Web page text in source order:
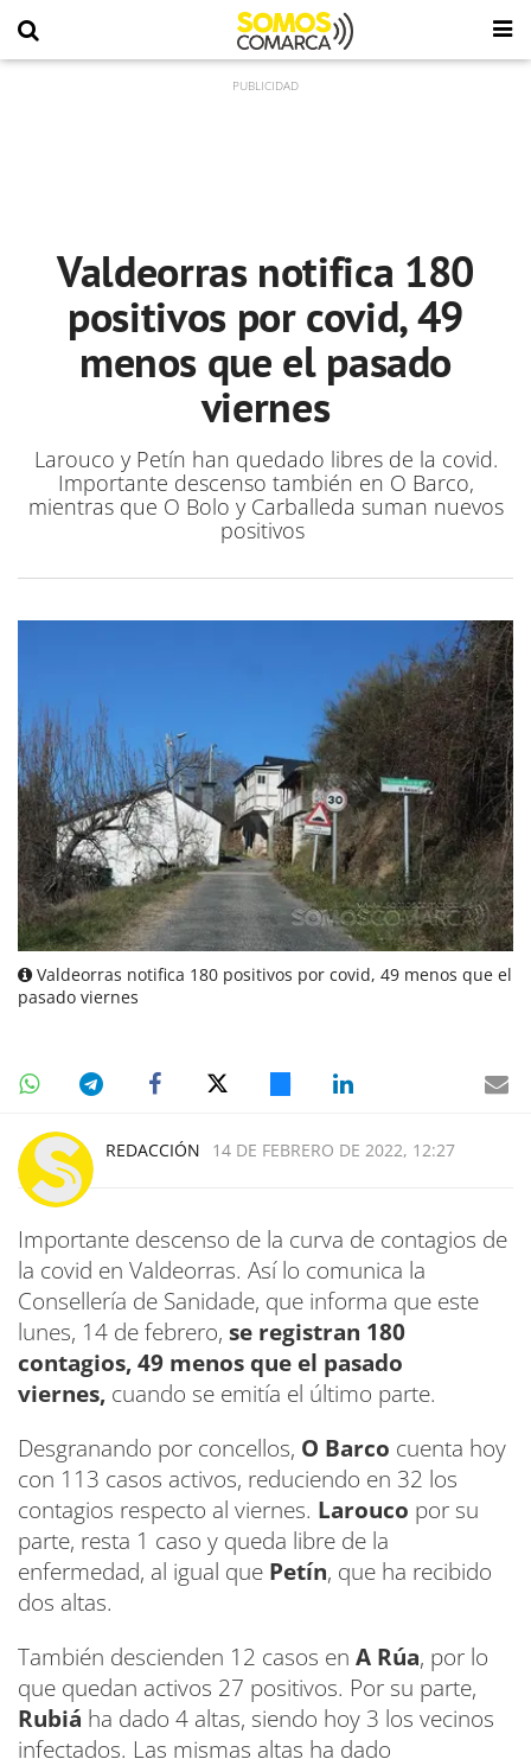
Valdeorras notifica 180
positivos por covid, 49
menos que el pasado
viernes
Larouco y Petín han quedado libres de la covid.
Importante descenso también en O Barco,
mientras que O Bolo y Carballeda suman nuevos
positivos
Valdeorras notifica 180 positivos por covid, 49 menos que el
pasado viernes
REDACCIÓN 14 DE FEBRERO DE 2022, 12:27
Importante descenso de la curva de contagios de
la covid en Valdeorras. Así lo comunica la
Consellería de Sanidade, que informa que este
lunes, 14 de febrero, se registran 180
contagios, 49 menos que el pasado
viernes, cuando se emitía el último parte.
Desgranando por concellos, O Barco cuenta hoy
con 113 casos activos, reduciendo en 32 los
contagios respecto al viernes. Larouco por su
parte, resta 1 caso y queda libre de la
enfermedad, al igual que Petín, que ha recibido
dos altas.
También descienden 12 casos en A Rúa, por lo
que quedan activos 27 positivos. Por su parte,
Rubiá ha dado 4 altas, siendo hoy 3 los vecinos
infectados. Las mismas altas ha dado